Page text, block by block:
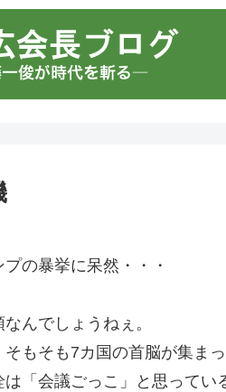
の暴挙に呆然・・・
んでしょうねぇ。
もそも7カ国の首脳が集まっ
「会議ごっこ」と思ってい